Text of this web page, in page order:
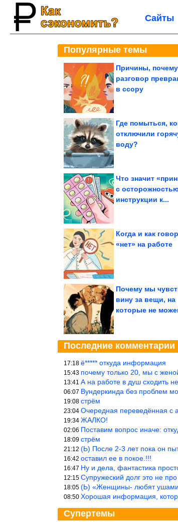
Сайты
Популярные темы
Причины, почему
разговор
в ссору
Где помыться,
отключили
воду?
Что значит
с
инструкции к...
Когда и как
«нет» на работе
Почему мы
вину за вещи, на
которые не
Последние комментарии
17:18 ё***** откуда информация
15:43 почему только 20, мы с женой 38, называется ртутной
13:41 А на работе в душ сходить не
06:07 Вундеркинда без проблем можно вырастить всего-то с
19:08 стрём
23:04 Очередная переведённая с американского статья. Не
19:34 ЖАЛКО!
02:06 Поставим вопрос иначе: откуда берётся столь
18:09 стрём
21:12 (Ь) После 2-3 лет пока он пытался! :))) Учитывая, что
16:42 оставил ее в покое.!!!
16:47 Ну и дела, фантастика просто))) Даже и добавить
12:15 Супружеский долг это не про секс, это про Жизнь на
18:05 (Ь) «Женщины- любят
08:50 Хорошая информация, которую многим стоило бы взять
Супертемы